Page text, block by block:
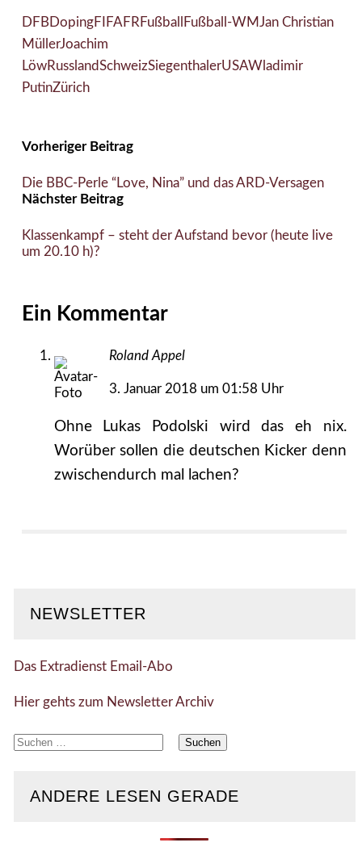
DFBDopingFIFA FR Fußball Fußball-WMJan Christian
MüllerJoachim
LöwRusslandSchweizSiegenthalerUSAWladimir
PutinZürich
Vorheriger Beitrag
Die BBC-Perle “Love, Nina” und das ARD-Versagen
Nächster Beitrag
Klassenkampf – steht der Aufstand bevor (heute live
um 20.10 h)?
Ein Kommentar
Roland Appel
3. Januar 2018 um 01:58 Uhr
Ohne Lukas Podolski wird das eh nix.
Worüber sollen die deutschen Kicker denn
zwischendurch mal lachen?
NEWSLETTER
Das Extradienst Email-Abo
Hier gehts zum Newsletter Archiv
Suchen
ANDERE LESEN GERADE